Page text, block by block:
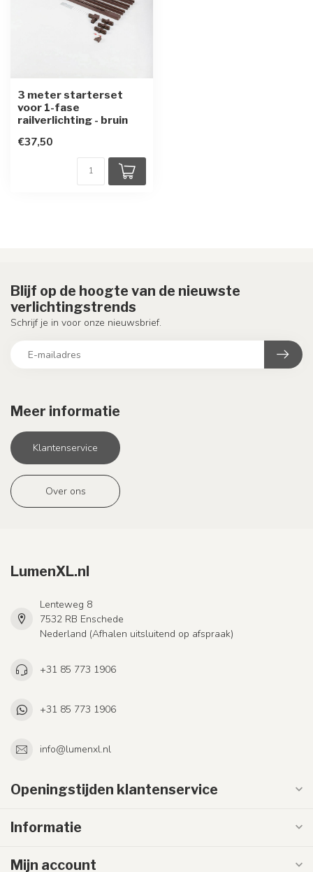
3 meter starterset
voor 1-fase
railverlichting - bruin
€37,50
Meer informatie
Klantenservice
Over ons
Blijf op de hoogte van de nieuwste
verlichtingstrends
Schrijf je in voor onze nieuwsbrief.
LumenXL.nl
Lenteweg 8
7532 RB Enschede
Nederland (Afhalen uitsluitend op afspraak)
+31 85 773 1906
+31 85 773 1906
info@lumenxl.nl
Openingstijden klantenservice
Informatie
Mijn account